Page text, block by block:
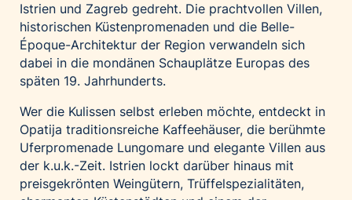
Istrien und Zagreb gedreht. Die prachtvollen Villen,
historischen Küstenpromenaden und die Belle-
Époque-Architektur der Region verwandeln sich
dabei in die mondänen Schauplätze Europas des
späten 19. Jahrhunderts.
Wer die Kulissen selbst erleben möchte, entdeckt in
Opatija traditionsreiche Kaffeehäuser, die berühmte
Uferpromenade Lungomare und elegante Villen aus
der k.u.k.-Zeit. Istrien lockt darüber hinaus mit
preisgekrönten Weingütern, Trüffelspezialitäten,